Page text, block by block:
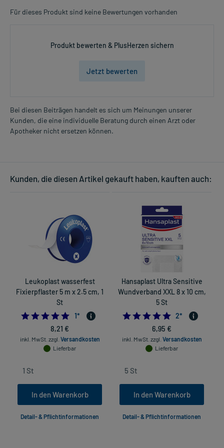
Für dieses Produkt sind keine Bewertungen vorhanden
Produkt bewerten & PlusHerzen sichern
Jetzt bewerten
Bei diesen Beiträgen handelt es sich um Meinungen unserer
Kunden, die eine individuelle Beratung durch einen Arzt oder
Apotheker nicht ersetzen können.
Kunden, die diesen Artikel gekauft haben, kauften auch:
Leukoplast wasserfest
Fixierpflaster 5 m x 2.5 cm, 1
St
5.0
1*
8,21 €
inkl. MwSt. zzgl. Versandkosten
Lieferbar
In den Warenkorb
Detail- & Pflichtinformationen
Hansaplast Ultra Sensitive
Wundverband XXL 8 x 10 cm,
5 St
5.0
2*
6,95 €
inkl. MwSt. zzgl. Versandkosten
Lieferbar
In den Warenkorb
Detail- & Pflichtinformationen